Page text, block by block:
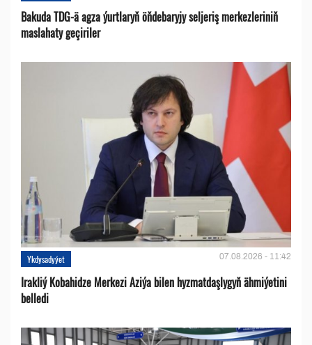
Bakuda TDG-ä agza ýurtlaryň öňdebaryjy seljeriş merkezleriniň
maslahaty geçiriler
Ykdysadyýet 07.08.2026 - 11:42
Irakliý Kobahidze Merkezi Aziýa bilen hyzmatdaşlygyň ähmiýetini
belledi